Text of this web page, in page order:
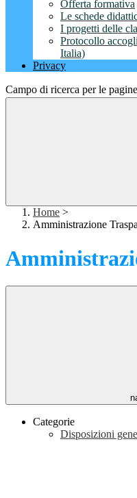
Offerta formativa
Le schede
I progetti delle
Protocollo
Italia)
Privacy
Campo di ricerca per le
Home >
Amministrazione
Categorie
Disposizioni